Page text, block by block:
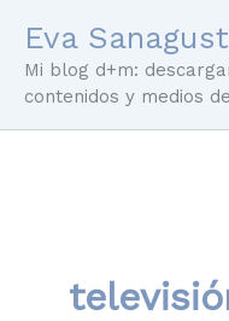
contenido
Eva
Mi blog d+m:
contenidos y medios